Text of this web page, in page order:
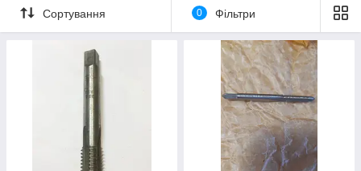
(некруглою). Профіль різі позначника має відповідати
профілю нарізаної різі.
Сортування 0 Фільтри